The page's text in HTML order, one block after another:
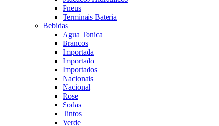
Pneus
Terminais Bateria
Bebidas
Agua Tonica
Brancos
Importada
Importado
Importados
Nacionais
Nacional
Rose
Sodas
Tintos
Verde